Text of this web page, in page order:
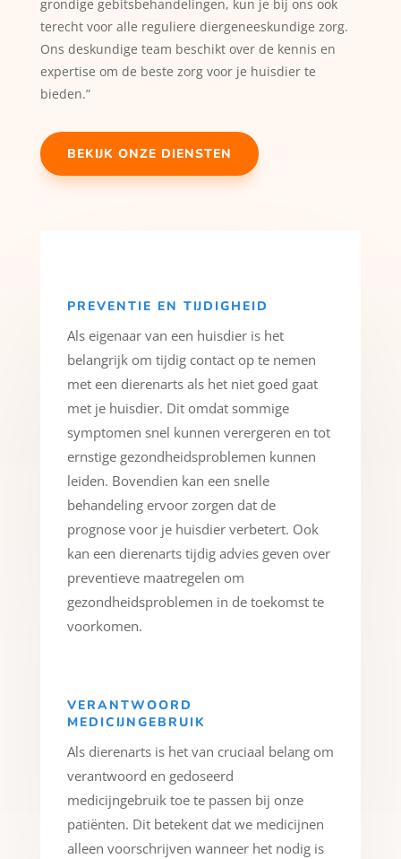
grondige gebitsbehandelingen, kun je bij ons ook
terecht voor alle reguliere diergeneeskundige zorg.
Ons deskundige team beschikt over de kennis en
expertise om de beste zorg voor je huisdier te
bieden.”
BEKIJK ONZE DIENSTEN
PREVENTIE EN TIJDIGHEID
Als eigenaar van een huisdier is het
belangrijk om tijdig contact op te nemen
met een dierenarts als het niet goed gaat
met je huisdier. Dit omdat sommige
symptomen snel kunnen verergeren en tot
ernstige gezondheidsproblemen kunnen
leiden. Bovendien kan een snelle
behandeling ervoor zorgen dat de
prognose voor je huisdier verbetert. Ook
kan een dierenarts tijdig advies geven over
preventieve maatregelen om
gezondheidsproblemen in de toekomst te
voorkomen.
VERANTWOORD
MEDICIJNGEBRUIK
Als dierenarts is het van cruciaal belang om
verantwoord en gedoseerd
medicijngebruik toe te passen bij onze
patiënten. Dit betekent dat we medicijnen
alleen voorschrijven wanneer het nodig is